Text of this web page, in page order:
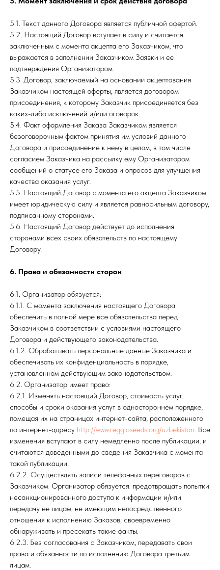
5.1. Текст данного Договора является публичной офертой.
5.2. Настоящий Договор вступает в силу и считается
заключенным с момента акцепта его Заказчиком, что
выражается в заполнении Заказчиком Заявки и ее
подтверждения Организатором.
5.3. Договор, заключаемый на основании акцептования
Заказчиком настоящей оферты, является договором
присоединения, к которому Заказчик присоединяется без
каких-либо исключений и/или оговорок.
5.4. Факт оформления Заказа Заказчиком является
безоговорочным фактом принятия им условий данного
Договора и присоединение к нему в целом, в том числе
согласием Заказчика на рассылку ему Организатором
сообщений о статусе его Заказа и опросов для улучшения
качества оказания услуг.
5.5. Настоящий Договор с момента его акцепта Заказчиком
имеет юридическую силу и является равносильным договору,
подписанному сторонами.
5.6. Настоящий Договор действует до исполнения
сторонами всех своих обязательств по настоящему
Договору.
6. Права и обязанности сторон
6.1. Организатор обязуется:
6.1.1. С момента заключения настоящего Договора
обеспечить в полной мере все обязательства перед
Заказчиком в соответствии с условиями настоящего
Договора и действующего законодательства.
6.1.2. Обрабатывать персональные данные Заказчика и
обеспечивать их конфиденциальность в порядке,
установленном действующим законодательством.
6.2. Организатор имеет право:
6.2.1. Изменять настоящий Договор, стоимость услуг,
способы и сроки оказания услуг в одностороннем порядке,
помещая их на страницах интернет-сайта, расположенного
по интернет-адресу http://www.reggioseeds.org/uzbekistan. Все
изменения вступают в силу немедленно после публикации, и
считаются доведенными до сведения Заказчика с момента
такой публикации.
6.2.2. Осуществлять записи телефонных переговоров с
Заказчиком. Организатор обязуется: предотвращать попытки
несанкционированного доступа к информации и/или
передачу ее лицам, не имеющим непосредственного
отношения к исполнению Заказов; своевременно
обнаруживать и пресекать такие факты.
6.2.3. Без согласования с Заказчиком, передавать свои
права и обязанности по исполнению Договора третьим
лицам.